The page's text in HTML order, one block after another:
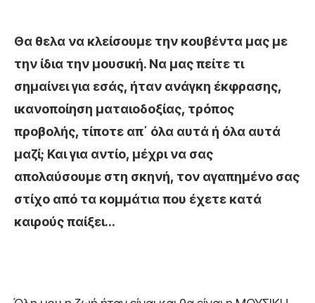
Θα θελα να κλείσουμε την κουβέντα μας με
την ίδια την μουσική. Να μας πείτε τι
σημαίνει για εσάς, ήταν ανάγκη έκφρασης,
ικανοποίηση ματαιοδοξίας, τρόπος
προβολής, τίποτε απ΄ όλα αυτά ή όλα αυτά
μαζί; Και για αντίο, μέχρι να σας
απολαύσουμε στη σκηνή, τον αγαπημένο σας
στίχο από τα κομμάτια που έχετε κατά
καιρούς παίξει…